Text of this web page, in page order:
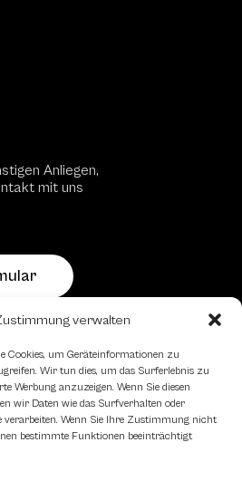
verwalten
Cookies, um Geräteinformationen zu
Wir tun dies, um das Surferlebnis zu
Werbung anzuzeigen. Wenn Sie diesen
wir Daten wie das Surfverhalten oder
verarbeiten. Wenn Sie Ihre Zustimmung nicht
bestimmte Funktionen beeinträchtigt
Anliegen,
mit uns